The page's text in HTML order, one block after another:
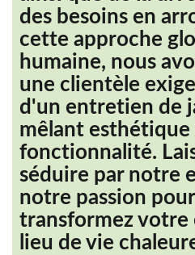
des besoins en
cette approche
humaine, nous
une clientèle
d'un entretien de
mêlant
fonctionnalité.
séduire par notre
notre passion
transformez
lieu de vie